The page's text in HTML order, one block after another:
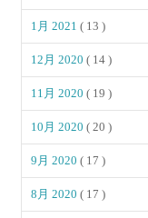
1月 2021( 13 )
12月 2020( 14 )
11月 2020( 19 )
10月 2020( 20 )
9月 2020( 17 )
8月 2020( 17 )